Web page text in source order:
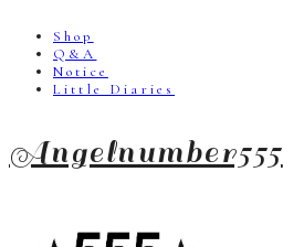
Shop
Q&A
Notice
Little Diaries
Angelnumber555